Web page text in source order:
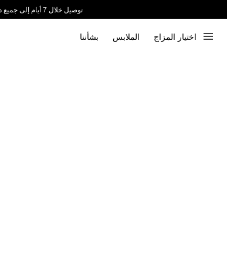
توصيل خلال 7 أيام إلى جميع دول الخليج
اختيار المزاج الملابس بشأننا